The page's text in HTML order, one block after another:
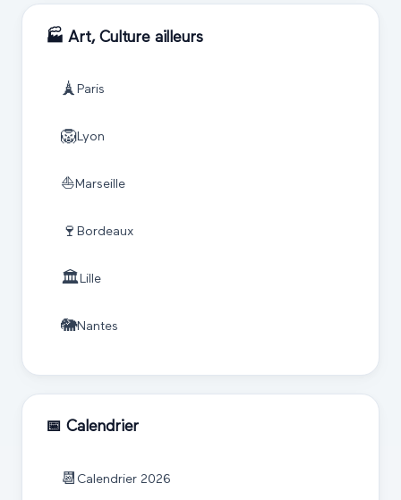
🏭Art, Cultureailleurs
🗼 Paris
🦁Lyon
⛵ Marseille
🍷 Bordeaux
🏛️ Lille
🐘Nantes
📅 Calendrier
📆 Calendrier 2026